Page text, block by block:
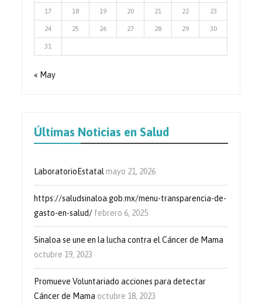
17 18 19 20 21 22 23
24 25 26 27 28 29 30
31
« May
Últimas Noticias en Salud
LaboratorioEstatal mayo 21, 2026
https://saludsinaloa.gob.mx/menu-transparencia-de-
gasto-en-salud/ febrero 6, 2025
Sinaloa se une en la lucha contra el Cáncer de Mama
octubre 19, 2023
Promueve Voluntariado acciones para detectar
Cáncer de Mama octubre 18, 2023